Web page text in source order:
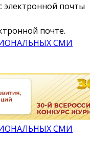
электронной почты
почте.